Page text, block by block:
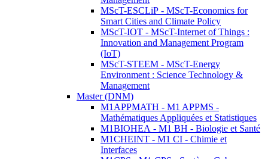
MScT-ESCLiP - MScT-Economics for
Smart Cities and Climate Policy
MScT-IOT - MScT-Internet of Things :
Innovation and Management Program
(IoT)
MScT-STEEM - MScT-Energy
Environment : Science Technology &
Management
Master (DNM)
M1APPMATH - M1 APPMS -
Mathématiques Appliquées et Statistiques
M1BIOHEA - M1 BH - Biologie et Santé
M1CHEINT - M1 CI - Chimie et
Interfaces